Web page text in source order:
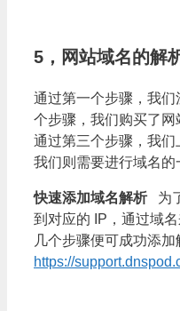
5，网站域名的解
通过第一个步骤，我
个步骤，我们购买了网
通过第三个步骤，我
我们则需要进行域名的
快速添加域名解析 为
到对应的 IP，通过域
几个步骤便可成功添加
https://